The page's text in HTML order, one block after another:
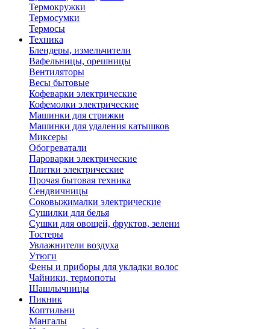
Термокружки
Термосумки
Термосы
Техника
Блендеры, измельчители
Вафельницы, орешницы
Вентиляторы
Весы бытовые
Кофеварки электрические
Кофемолки электрические
Машинки для стрижки
Машинки для удаления катышков
Миксеры
Обогреватали
Пароварки электрические
Плитки электрические
Прочая бытовая техника
Сендвичницы
Соковыжималки электрические
Сушилки для белья
Сушки для овощей, фруктов, зелени
Тостеры
Увлажнители воздуха
Утюги
Фены и приборы для укладки волос
Чайники, термопоты
Шашлычницы
Пикник
Коптильни
Мангалы